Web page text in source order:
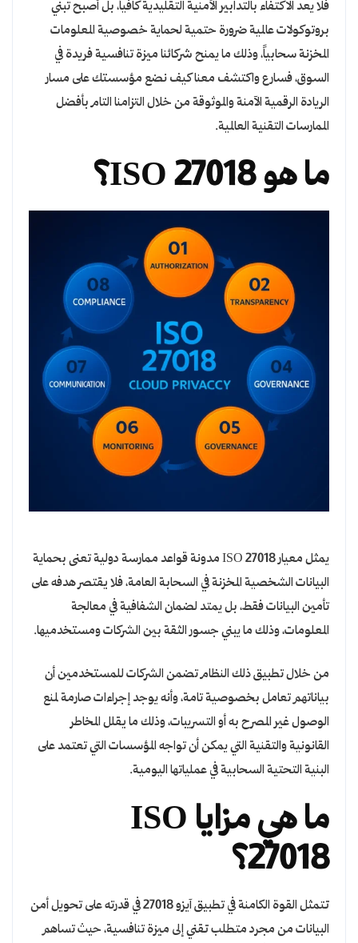
فلا يعد الاكتفاء بالتدابير الأمنية التقليدية كافياً، بل أصبح تبني
بروتوكولات عالمية ضرورة حتمية لحماية خصوصية المعلومات
المخزنة سحابياً، وذلك ما يمنح شركائنا ميزة تنافسية فريدة في
السوق، فسارع واكتشف معنا كيف نضع مؤسستك على مسار
الريادة الرقمية الآمنة والموثوقة من خلال التزامنا التام بأفضل
الممارسات التقنية العالمية.
ما هو ISO 27018؟
يمثل معيار ISO 27018 مدونة قواعد ممارسة دولية تعنى بحماية
البيانات الشخصية المخزنة في السحابة العامة، فلا يقتصر هدفه على
تأمين البيانات فقط، بل يمتد لضمان الشفافية في معالجة
المعلومات، وذلك ما يبني جسور الثقة بين الشركات ومستخدميها.
من خلال تطبيق ذلك النظام تضمن الشركات للمستخدمين أن
بياناتهم تعامل بخصوصية تامة، وأنه يوجد إجراءات صارمة لمنع
الوصول غير المصرح به أو التسريبات، وذلك ما يقلل المخاطر
القانونية والتقنية التي يمكن أن تواجه المؤسسات التي تعتمد على
البنية التحتية السحابية في عملياتها اليومية.
ما هي مزايا ISO
27018؟
تتمثل القوة الكامنة في تطبيق آيزو 27018 في قدرته على تحويل أمن
البيانات من مجرد متطلب تقني إلى ميزة تنافسية، حيث تساهم